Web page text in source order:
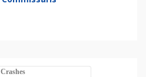
Crashes